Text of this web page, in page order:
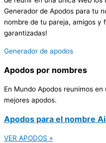
Generador de Apodos para tu
nombre de tu pareja, amigos y
garantizadas!
Generador de apodos
Apodos por nombres
En Mundo Apodos reunimos
mejores apodos.
Apodos para el nombre
VER APODOS »